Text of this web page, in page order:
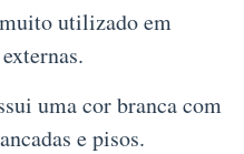
utilizado em
uma cor branca com
e pisos.